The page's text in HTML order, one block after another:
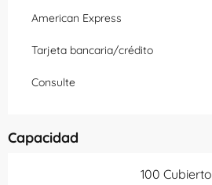
American Express
Tarjeta bancaria/crédito
Consulte
Capacidad
100 Cubierto